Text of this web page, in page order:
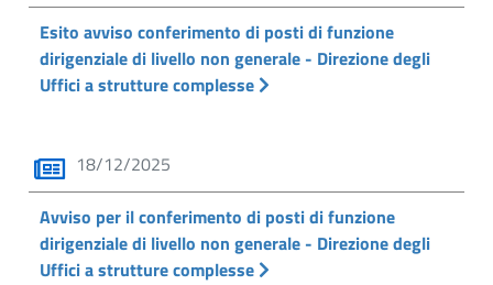
Esito avviso conferimento di posti di funzione
dirigenziale di livello non generale - Direzione degli
Uffici a strutture complesse
18/12/2025
Avviso per il conferimento di posti di funzione
dirigenziale di livello non generale - Direzione degli
Uffici a strutture complesse